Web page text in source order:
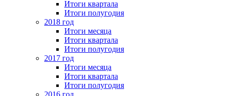
Итоги квартала
Итоги полугодия
2018 год
Итоги месяца
Итоги квартала
Итоги полугодия
2017 год
Итоги месяца
Итоги квартала
Итоги полугодия
2016 год